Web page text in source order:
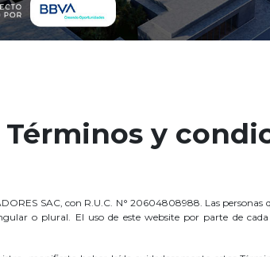
Términos y
SAC, con R.U.C. N° 20604808988. Las
o plural. El uso de este website por parte de